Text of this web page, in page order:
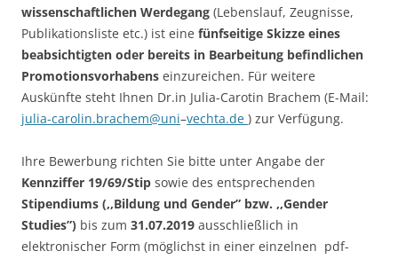
wissenschaftlichen Werdegang (Lebenslauf, Zeugnisse,
Publikationsliste etc.) ist eine fünfseitige Skizze eines
beabsichtigten oder bereits in Bearbeitung befindlichen
Promotionsvorhabens einzureichen. Für weitere
Auskünfte steht Ihnen Dr.in Julia-Carotin Brachem (E-Mail:
julia-carolin.brachem@uni­–vechta.de ) zur Verfügung.
Ihre Bewerbung richten Sie bitte unter Angabe der
Kennziffer 19/69/Stip sowie des ent­sprechenden
Stipendiums (,,Bildung und Gender” bzw. ,,Gender
Studies”) bis zum 31.07.2019 ausschließlich in
elektronischer Form (möglichst in einer einzelnen pdf­